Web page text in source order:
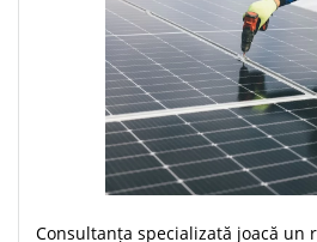
Consultanța specializată joacă un